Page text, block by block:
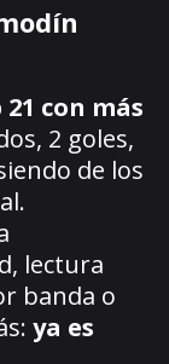
con más
2 goles,
de los
lectura
banda o
ya es